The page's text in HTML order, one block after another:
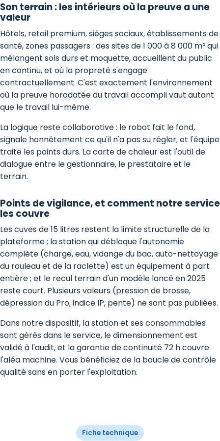
Son terrain : les intérieurs où la preuve a une
valeur
Hôtels, retail premium, sièges sociaux, établissements de
santé, zones passagers : des sites de 1 000 à 8 000 m² qui
mélangent sols durs et moquette, accueillent du public
en continu, et où la propreté s'engage
contractuellement. C'est exactement l'environnement
où la preuve horodatée du travail accompli vaut autant
que le travail lui-même.
La logique reste collaborative : le robot fait le fond,
signale honnêtement ce qu'il n'a pas su régler, et l'équipe
traite les points durs. La carte de chaleur est l'outil de
dialogue entre le gestionnaire, le prestataire et le
terrain.
Points de vigilance, et comment notre service
les couvre
Les cuves de 15 litres restent la limite structurelle de la
plateforme ; la station qui débloque l'autonomie
complète (charge, eau, vidange du bac, auto-nettoyage
du rouleau et de la raclette) est un équipement à part
entière ; et le recul terrain d'un modèle lancé en 2025
reste court. Plusieurs valeurs (pression de brosse,
dépression du Pro, indice IP, pente) ne sont pas publiées.
Dans notre dispositif, la station et ses consommables
sont gérés dans le service, le dimensionnement est
validé à l'audit, et la garantie de continuité 72 h couvre
l'aléa machine. Vous bénéficiez de la boucle de contrôle
qualité sans en porter l'exploitation.
Fiche technique